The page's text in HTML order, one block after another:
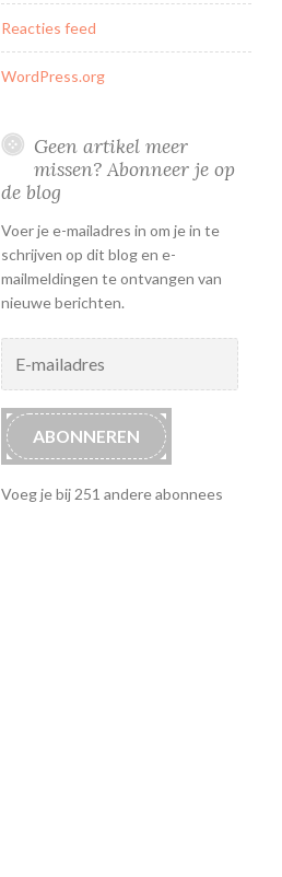
Reacties feed
WordPress.org
Geen artikel meer
missen? Abonneer je op
de blog
Voer je e-mailadres in om je in te
schrijven op dit blog en e-
mailmeldingen te ontvangen van
nieuwe berichten.
mailadres
ABONNEREN
Voeg je bij 251 andere abonnees